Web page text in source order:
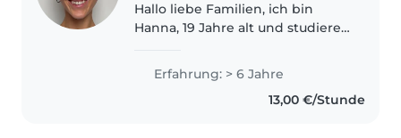
Hallo liebe Familien, ich bin
Hanna, 19 Jahre alt und studiere
Bamberg :) Ich passe seit über
fünf Jahren auf die 3 Kinder von
unseren Nachbarn aus meiner..
Erfahrung: > 6 Jahre
13,00 €/Stunde